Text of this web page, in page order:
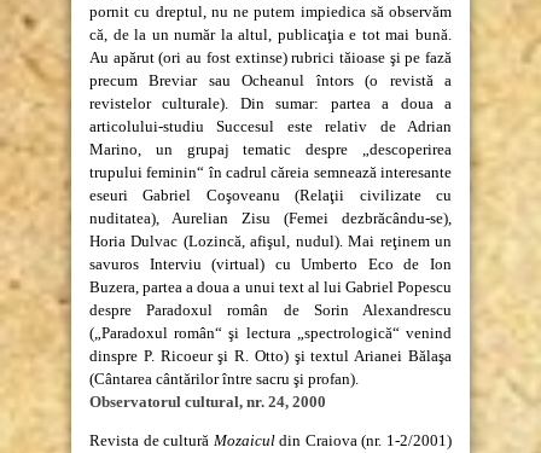
pornit cu dreptul, nu ne putem impiedica să observăm
că, de la un număr la altul, publicaţia e tot mai bună.
Au apărut (ori au fost extinse) rubrici tăioase şi pe fază
precum Breviar sau Ocheanul întors (o revistă a
revistelor culturale). Din sumar: partea a doua a
articolului-studiu Succesul este relativ de Adrian
Marino, un grupaj tematic despre „descoperirea
trupului feminin“ în cadrul căreia semnează interesante
eseuri Gabriel Coşoveanu (Relaţii civilizate cu
nuditatea), Aurelian Zisu (Femei dezbrăcându-se),
Horia Dulvac (Lozincă, afişul, nudul). Mai reţinem un
savuros Interviu (virtual) cu Umberto Eco de Ion
Buzera, partea a doua a unui text al lui Gabriel Popescu
despre Paradoxul român de Sorin Alexandrescu
(„Paradoxul român“ şi lectura „spectrologică“ venind
dinspre P. Ricoeur şi R. Otto) şi textul Arianei Bălaşa
(Cântarea cântărilor între sacru şi profan).
Observatorul cultural, nr. 24, 2000
Revista de cultură Mozaiculdin Craiova (nr. 1-2/2001)